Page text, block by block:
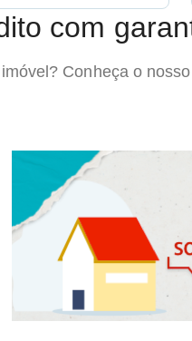
com
Conheça o